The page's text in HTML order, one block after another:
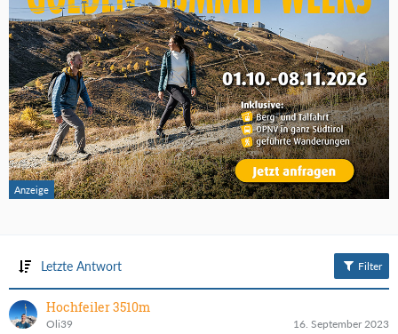
Letzte Antwort Filter
Hochfeiler 3510m
Oli39 16. September 2023